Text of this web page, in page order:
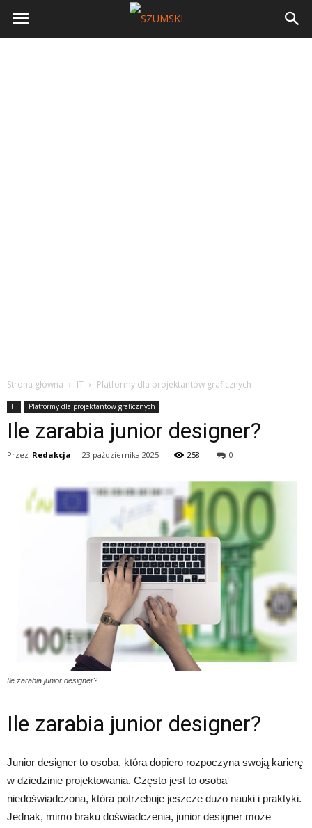
Strona główna IT Platformy dla projektantów graficznych
IT Platformy dla projektantów graficznych
Ile zarabia junior designer?
Przez Redakcja - 23 października 2025 258 0
Ile zarabia junior designer?
Ile zarabia junior designer?
Junior designer to osoba, która dopiero rozpoczyna swoją karierę
w dziedzinie projektowania. Często jest to osoba
niedoświadczona, która potrzebuje jeszcze dużo nauki i praktyki.
Jednak, mimo braku doświadczenia, junior designer może